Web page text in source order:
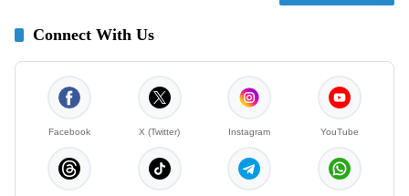
Connect With Us
Facebook X (Twitter) Instagram YouTube